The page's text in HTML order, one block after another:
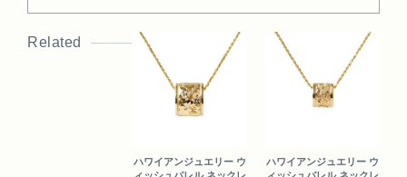
Related
ハワイアンジュエリー ウ
ハワイアンジュエリー ウ